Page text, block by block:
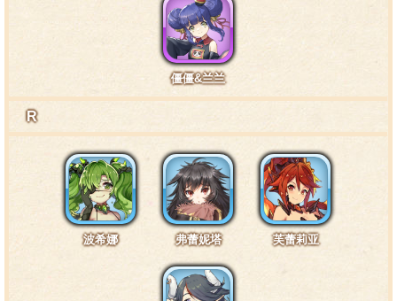
哈 ……唔……嗯？很困？没有啊，就是觉得有些无
这衣服虽然看上去没什么特别……但其实是用某种特
殊材料制成，可以有效吸收驾驭机甲时所受冲击的驾驶服
哦，嘿嘿嘿嘿……是我的得意之作。
特训1阶段台词4·背包2
僵僵&兰兰
R
波希娜 弗蕾妮塔 芙蕾莉亚